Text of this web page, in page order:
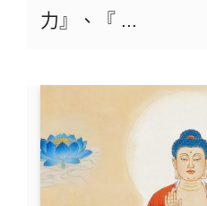
力』、『 ...